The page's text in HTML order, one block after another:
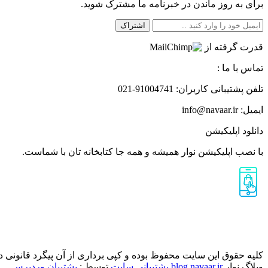
برای به روز ماندن در خبرنامه ما مشترک شوید.
اشتراک
قدرت گرفته از
تماس با ما :
تلفن پشتیبانی کاربران: ‎021-91004741
ایمیل: info@navaar.ir
دانلود اپلیکیشن
با نصب اپلیکیشن نوار همیشه و همه جا کتابخانه تان با شماست.
کلیه حقوق این سایت محفوظ بوده و کپی برداری از آن پیگرد قانونی